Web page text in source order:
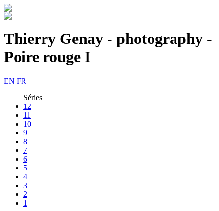
Thierry Genay - photography -
Poire rouge I
EN FR
Séries
12
11
10
9
8
7
6
5
4
3
2
1